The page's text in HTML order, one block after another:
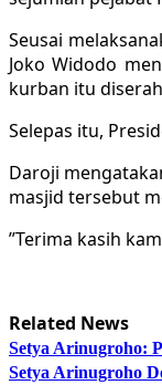
Seusai
Joko Widodo
kurban itu
Selepas itu,
Daroji
masjid tersebut
”Terima kasih
Related News
Setya Arinugroho:
Setya Arinugroho